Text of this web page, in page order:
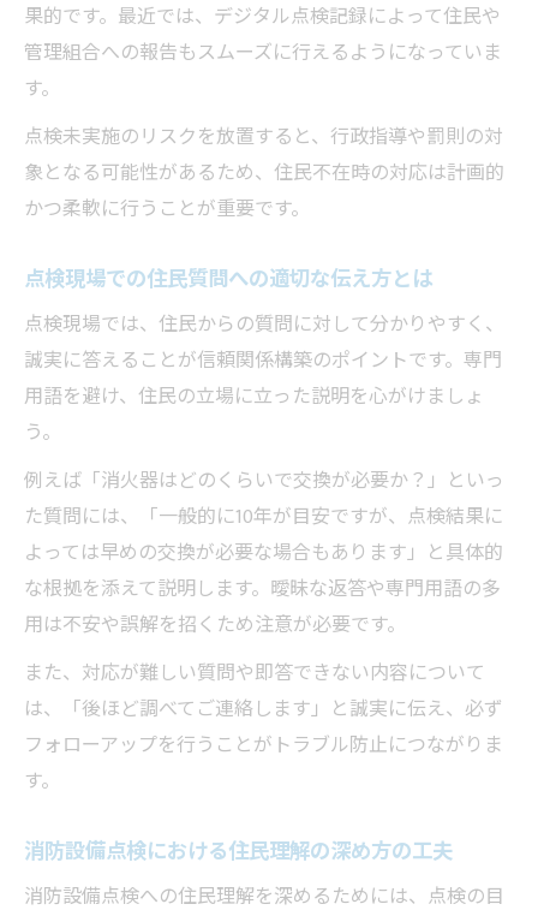
果的です。最近では、デジタル点検記録によって住民や
管理組合への報告もスムーズに行えるようになっていま
す。
点検未実施のリスクを放置すると、行政指導や罰則の対
象となる可能性があるため、住民不在時の対応は計画的
かつ柔軟に行うことが重要です。
点検現場での住民質問への適切な伝え方とは
点検現場では、住民からの質問に対して分かりやすく、
誠実に答えることが信頼関係構築のポイントです。専門
用語を避け、住民の立場に立った説明を心がけましょ
う。
例えば「消火器はどのくらいで交換が必要か？」といっ
た質問には、「一般的に10年が目安ですが、点検結果に
よっては早めの交換が必要な場合もあります」と具体的
な根拠を添えて説明します。曖昧な返答や専門用語の多
用は不安や誤解を招くため注意が必要です。
また、対応が難しい質問や即答できない内容について
は、「後ほど調べてご連絡します」と誠実に伝え、必ず
フォローアップを行うことがトラブル防止につながりま
す。
消防設備点検における住民理解の深め方の工夫
消防設備点検への住民理解を深めるためには、点検の目